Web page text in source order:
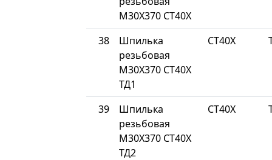
М30Х370 СТ40Х
38
Шпилька
резьбовая
М30Х370 СТ40Х
ТД1
СТ40Х
39
Шпилька
резьбовая
М30Х370 СТ40Х
ТД2
СТ40Х